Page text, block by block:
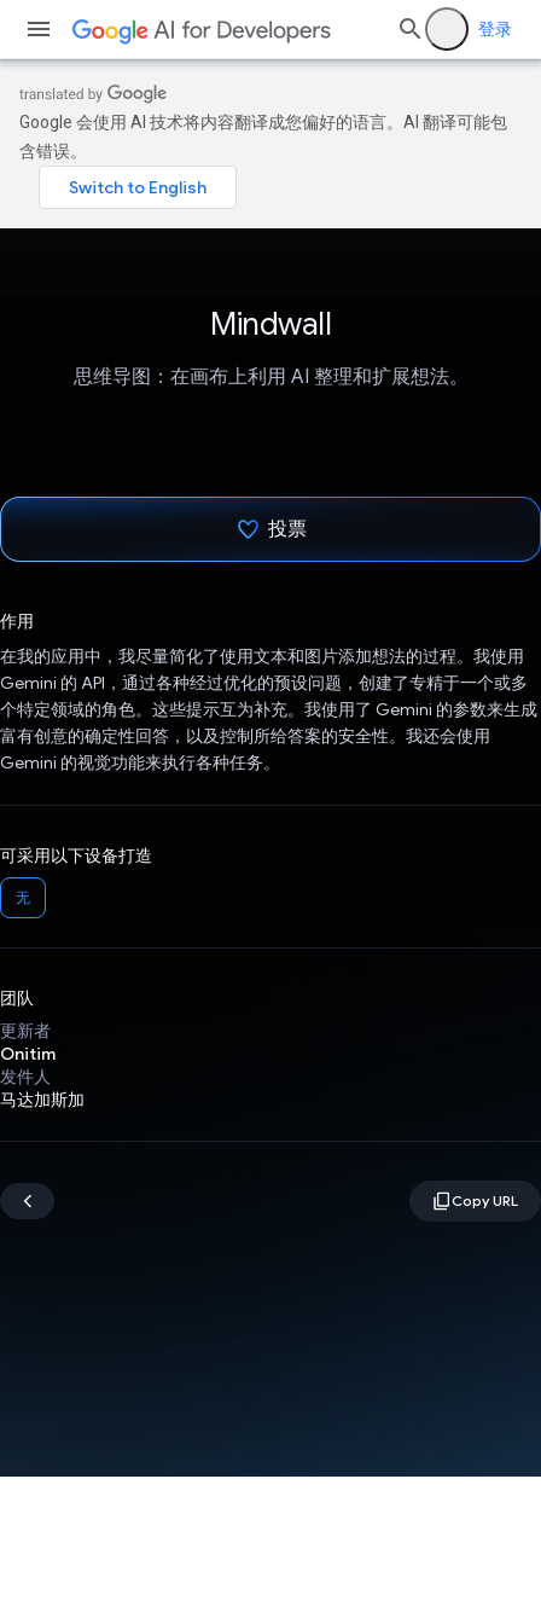
登录
Google 会使用 AI 技术将内容翻译成您偏好的语言。AI 翻译可能包
含错误。
Mindwall
思维导图：在画布上利用 AI 整理和扩展想法。
投票
作用
在我的应用中，我尽量简化了使用文本和图片添加想法的过程。我使用
Gemini 的 API，通过各种经过优化的预设问题，创建了专精于一个或多
个特定领域的角色。这些提示互为补充。我使用了 Gemini 的参数来生成
富有创意的确定性回答，以及控制所给答案的安全性。我还会使用
Gemini 的视觉功能来执行各种任务。
可采用以下设备打造
无
团队
更新者
Onitim
发件人
马达加斯加